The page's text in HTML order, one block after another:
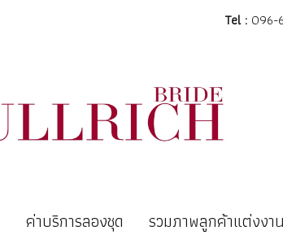
Tel : 096-
ค่าบริการลองชุด รวมภาพลูกค้าแต่งงาน